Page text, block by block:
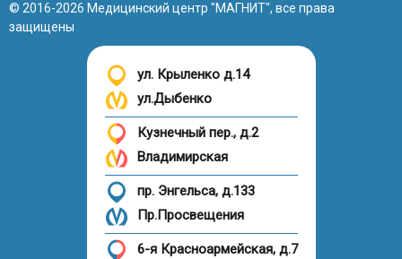
© 2016-2026 Медицинский центр "МАГНИТ", все права
защищены
ул. Крыленко д.14
ул.Дыбенко
Кузнечный пер., д.2
Владимирская
пр. Энгельса, д.133
Пр.Просвещения
6-я Красноармейская, д.7